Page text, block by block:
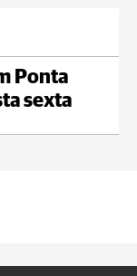
Ponta
sexta